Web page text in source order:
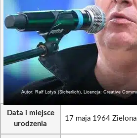
Data i miejsce
urodzenia
17 maja 1964